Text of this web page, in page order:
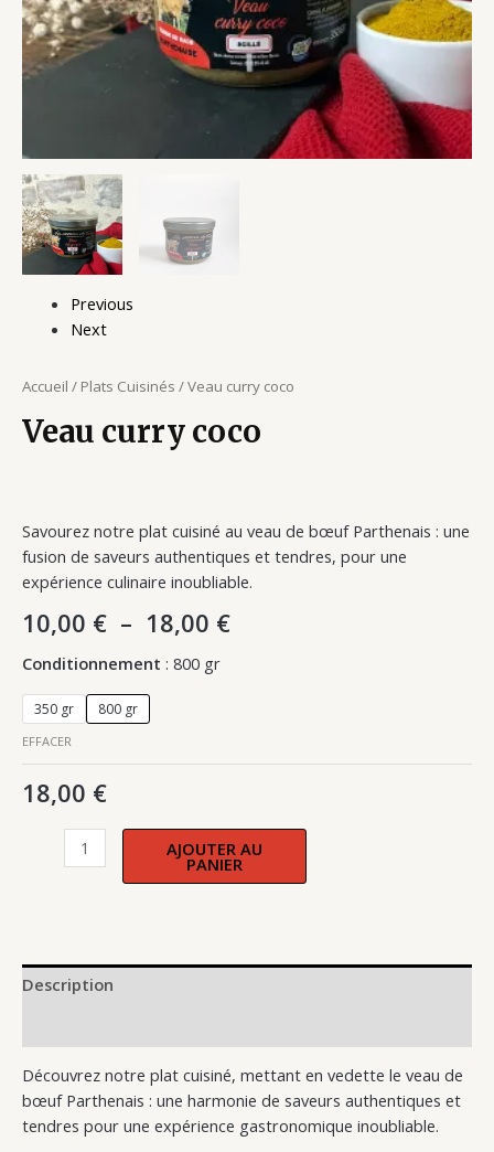
Previous
Next
Accueil / Plats Cuisinés / Veau curry coco
Veau curry coco
Savourez notre plat cuisiné au veau de bœuf Parthenais : une
fusion de saveurs authentiques et tendres, pour une
expérience culinaire inoubliable.
10,00 € – 18,00 €
Conditionnement 800 gr
350 gr 800 gr
EFFACER
18,00 €
AJOUTER AU
PANIER
Description
Découvrez notre plat cuisiné, mettant en vedette le veau de
bœuf Parthenais : une harmonie de saveurs authentiques et
tendres pour une expérience gastronomique inoubliable.